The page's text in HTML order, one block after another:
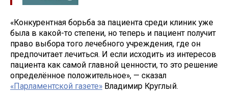
«Конкурентная борьба за пациента среди клиник уже
была в какой-то степени, но теперь и пациент получит
право выбора того лечебного учреждения, где он
предпочитает лечиться. И если исходить из интересов
пациента как самой главной ценности, то это решение
определённое положительное», — сказал
«Парламентской газете» Владимир Круглый.